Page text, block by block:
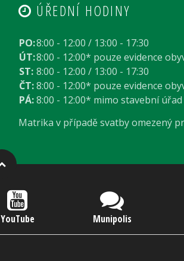
ÚŘEDNÍ HODINY
PO:8:00 - 12:00 / 13:00 - 17:30
ÚT:8:00 - 12:00* pouze evidence
ST: 8:00 - 12:00 / 13:00 - 17:30
ČT: 8:00 - 12:00* pouze evidence
PÁ: 8:00 - 12:00* mimo stavební úřad
Matrika v případě svatby omezený
YouTube Munipolis